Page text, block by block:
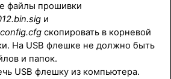
файлы прошивки
и
скопировать в корневой
На USB флешке не должно быть
и папок.
USB флешку из компьютера.